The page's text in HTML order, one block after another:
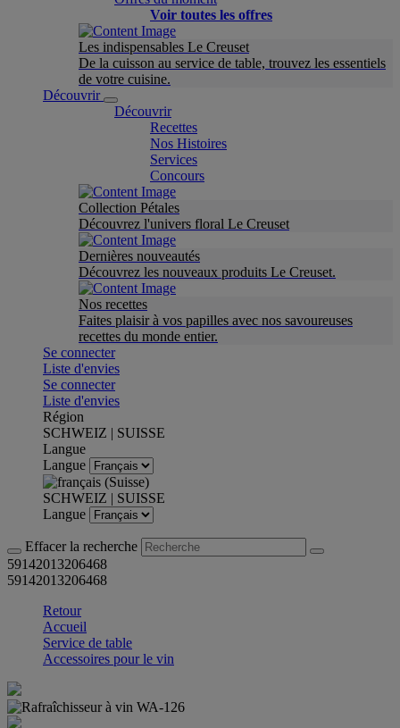
Voir toutes les offres
Les indispensables Le Creuset
De la cuisson au service de table, trouvez les essentiels
de votre cuisine.
Découvrir
Découvrir
Recettes
Nos Histoires
Services
Concours
Collection Pétales
Découvrez l'univers floral Le Creuset
Dernières nouveautés
Découvrez les nouveaux produits Le Creuset.
Nos recettes
Faites plaisir à vos papilles avec nos savoureuses
recettes du monde entier.
Se connecter
Liste d'envies
Se connecter
Liste d'envies
Région
SCHWEIZ | SUISSE
Langue
Langue
SCHWEIZ | SUISSE
Langue
Effacer la recherche
59142013206468
59142013206468
Retour
Accueil
Service de table
Accessoires pour le vin